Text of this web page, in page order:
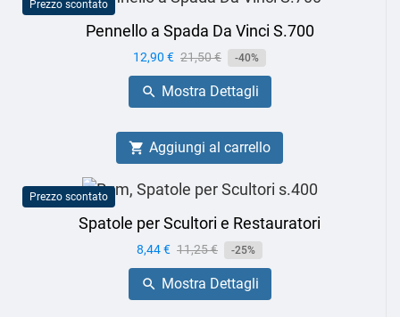
Prezzo scontato
Pennello a Spada Da Vinci S.700
Prezzo
12,90 € Prezzo
base
21,50 € -40%
 Mostra Dettagli
 Aggiungi al carrello
Prezzo scontato
Spatole per Scultori e Restauratori
Prezzo
8,44 € Prezzo
base
11,25 € -25%
 Mostra Dettagli